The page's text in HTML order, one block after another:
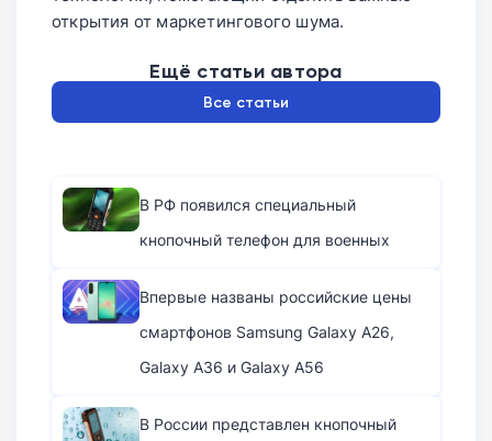
открытия от маркетингового шума.
Ещё статьи автора
Все статьи
В РФ появился специальный
кнопочный телефон для военных
Впервые названы российские цены
смартфонов Samsung Galaxy A26,
Galaxy A36 и Galaxy A56
В России представлен кнопочный